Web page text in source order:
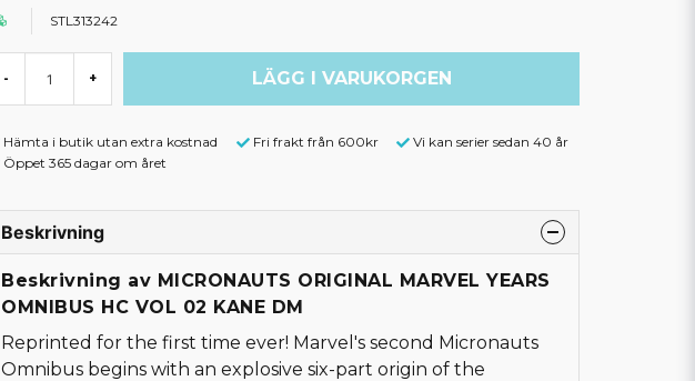
STL313242
- + LÄGG I VARUKORGEN
Hämta i butik utan extra kostnad Fri frakt från 600kr
Vi kan serier sedan 40 år
Öppet 365 dagar om året
Beskrivning
Beskrivning av MICRONAUTS ORIGINAL MARVEL YEARS
OMNIBUS HC VOL 02 KANE DM
Reprinted for the first time ever! Marvel's second Micronauts
Omnibus begins with an explosive six-part origin of the